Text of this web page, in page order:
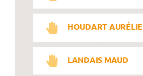
HOUDART AURÉLIE
LANDAIS MAUD